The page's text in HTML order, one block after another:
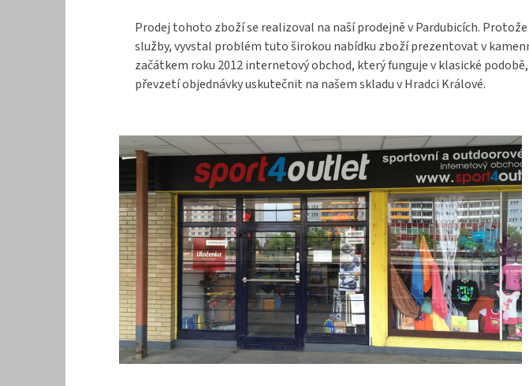
Prodej tohoto zboží se realizoval na naší prodejně v Pardubicích.
služby, vyvstal problém tuto širokou nabídku zboží prezentovat v
začátkem roku 2012 internetový obchod, který funguje v klasické
převzetí objednávky uskutečnit na našem skladu v Hradci Králové.